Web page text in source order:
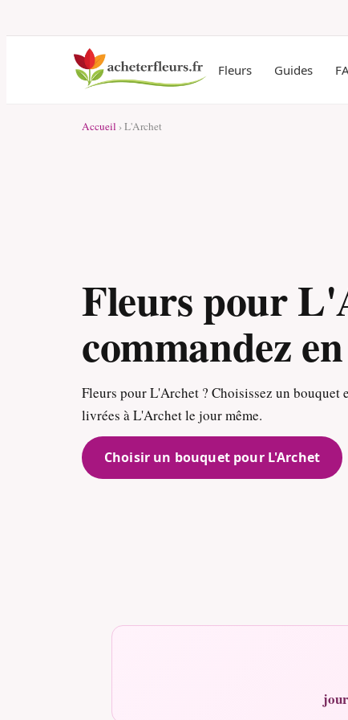
Fleurs Guides
Accueil › L'Archet
Fleurs pour
commandez
Fleurs pour L'Archet ? Choisissez un bouquet
livrées à L'Archet le jour même.
Choisir un bouquet pour L'Archet